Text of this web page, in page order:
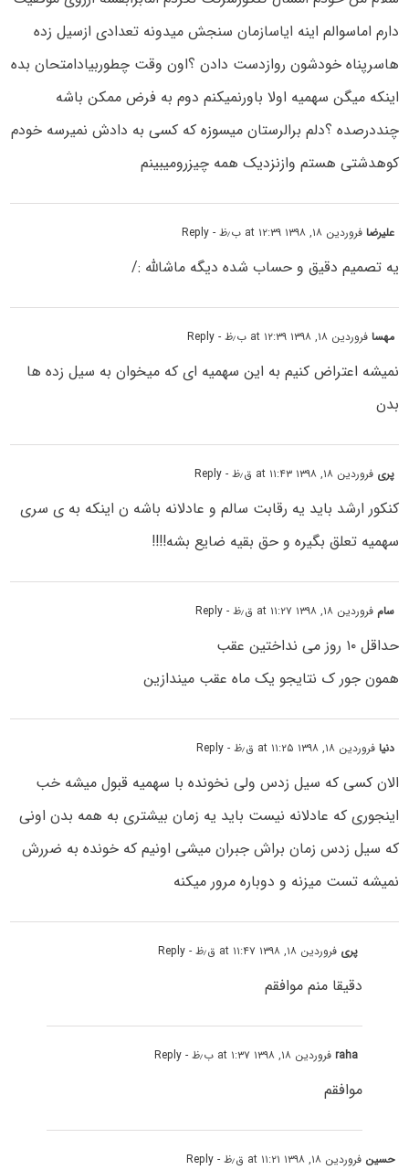
دارم اماسوالم اینه ایاسازمان سنجش میدونه تعدادی ازسیل زده
هاسرپناه خودشون روازدست دادن ؟اون وقت چطوربیادامتحان بده
اینکه میگن سهمیه اولا باورنمیکنم دوم به فرض ممکن باشه
چنددرصده ؟دلم برالرستان میسوزه که کسی به دادش نمیرسه خودم
کوهدشتی هستم وازنزدیک همه چیزرومیبینم
علیرضافروردین ۱۸, ۱۳۹۸ at ۱۲:۳۹ ب٫ظ - Reply
یه تصمیم دقیق و حساب شده دیگه ماشالله :/
مهسافروردین ۱۸, ۱۳۹۸ at ۱۲:۳۹ ب٫ظ - Reply
نمیشه اعتراض کنیم به این سهمیه ای که میخوان به سیل زده ها
بدن
پری فروردین ۱۸, ۱۳۹۸ at ۱۱:۴۳ ق٫ظ - Reply
کنکور ارشد باید یه رقابت سالم و عادلانه باشه ن اینکه به ی سری
سهمیه تعلق بگیره و حق بقیه ضایع بشه!!!!
سام فروردین ۱۸, ۱۳۹۸ at ۱۱:۲۷ ق٫ظ - Reply
حداقل ۱۰ روز می نداختین عقب
همون جور ک نتایجو یک ماه عقب میندازین
دنیافروردین ۱۸, ۱۳۹۸ at ۱۱:۲۵ ق٫ظ - Reply
الان کسی که سیل زدس ولی نخونده با سهمیه قبول میشه خب
اینجوری که عادلانه نیست باید یه زمان بیشتری به همه بدن اونی
که سیل زدس زمان براش جبران میشی اونیم که خونده به ضررش
نمیشه تست میزنه و دوباره مرور میکنه
پری فروردین ۱۸, ۱۳۹۸ at ۱۱:۴۷ ق٫ظ - Reply
دقیقا منم موافقم
rahaفروردین ۱۸, ۱۳۹۸ at ۱:۳۷ ب٫ظ - Reply
موافقم
حسین فروردین ۱۸, ۱۳۹۸ at ۱۱:۲۱ ق٫ظ - Reply